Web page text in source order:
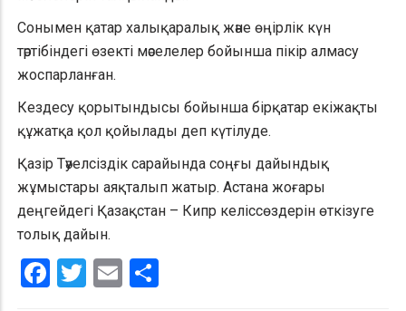
Сонымен қатар халықаралық және өңірлік күн
тәртібіндегі өзекті мәселелер бойынша пікір алмасу
жоспарланған.
Кездесу қорытындысы бойынша бірқатар екіжақты
құжатқа қол қойылады деп күтілуде.
Қазір Тәуелсіздік сарайында соңғы дайындық
жұмыстары аяқталып жатыр. Астана жоғары
деңгейдегі Қазақстан – Кипр келіссөздерін өткізуге
толық дайын.
Facebook
Twitter
Email